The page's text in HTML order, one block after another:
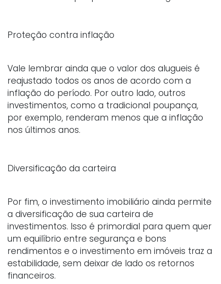
Proteção contra inflação
Vale lembrar ainda que o valor dos alugueis é
reajustado todos os anos de acordo com a
inflação do período. Por outro lado, outros
investimentos, como a tradicional poupança,
por exemplo, renderam menos que a inflação
nos últimos anos.
Diversificação da carteira
Por fim, o investimento imobiliário ainda permite
a diversificação de sua carteira de
investimentos. Isso é primordial para quem quer
um equilíbrio entre segurança e bons
rendimentos e o investimento em imóveis traz a
estabilidade, sem deixar de lado os retornos
financeiros.